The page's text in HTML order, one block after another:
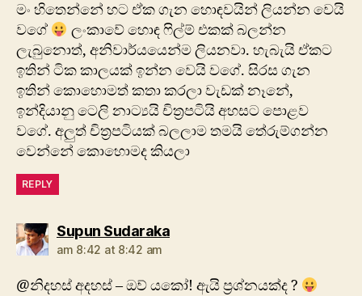
මං හිතෙන්නේ හට ඒක ගැන හොඳවයින් ලියන්න වෙයි
වගේ
ලංකාවේ‍ හොඳ ෆිල්ම් එකක් බලන්න
ලැබුනොත්, අනිවාර්යයෙන්ම ලියනවා. හැබැයි ඒකට
ඉතින් ටික කාලයක් ඉන්න වෙයි ‍වගේ. සිරස ගැන
ඉතින් කොහොමත් කතා කරලා වැඩක් නෑනේ,
ඉන්දියානු ටෙලි නාට්‍යයි චිත්‍රපටියි අහසට පොළව
වගේ. අලුත් චිත්‍රපටියක් බලලාම තමයි තේරුම්ගන්න
වෙන්නේ කොහොමද කියලා
REPLY
Supun Sudarakasays:
am 8:42 at 8:42 am
@නිදහස් අදහස් – ඔව් යකෝ! ඇයි ප්‍රශ්නයක්ද ?